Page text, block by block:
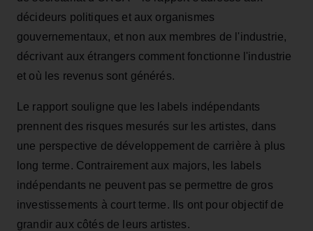
décideurs politiques et aux organismes
gouvernementaux, et non aux membres de l'industrie,
décrivant aux étrangers comment fonctionne l'industrie
et où les revenus sont générés.
Le rapport souligne que les labels indépendants
prennent des risques mesurés sur les artistes, dans
une perspective de développement de carrière à plus
long terme. Contrairement aux majors, les labels
indépendants ne peuvent pas se permettre de gros
investissements à court terme. Ils ont pour objectif de
grandir aux côtés de leurs artistes.